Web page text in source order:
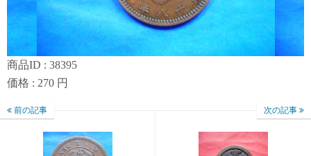
商品ID : 38395
価格 : 270 円
前の記事 次の記事